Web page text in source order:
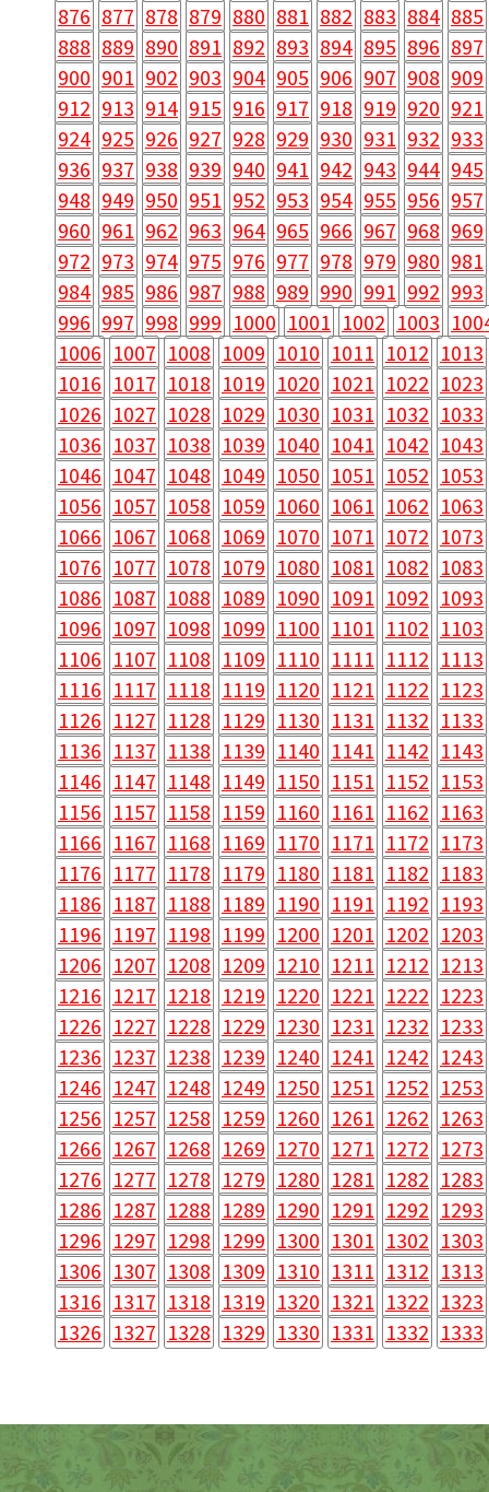
876 877 878 879 880 881 882 883 884 885
888 889 890 891 892 893 894 895 896 897
900 901 902 903 904 905 906 907 908 909
912 913 914 915 916 917 918 919 920 921
924 925 926 927 928 929 930 931 932 933
936 937 938 939 940 941 942 943 944 945
948 949 950 951 952 953 954 955 956 957
960 961 962 963 964 965 966 967 968 969
972 973 974 975 976 977 978 979 980 981
984 985 986 987 988 989 990 991 992 993
996 997 998 999 1000 1001 1002 1003
1006 1007 1008 1009 1010 1011 1012 1013
1016 1017 1018 1019 1020 1021 1022 1023
1026 1027 1028 1029 1030 1031 1032 1033
1036 1037 1038 1039 1040 1041 1042 1043
1046 1047 1048 1049 1050 1051 1052 1053
1056 1057 1058 1059 1060 1061 1062 1063
1066 1067 1068 1069 1070 1071 1072 1073
1076 1077 1078 1079 1080 1081 1082 1083
1086 1087 1088 1089 1090 1091 1092 1093
1096 1097 1098 1099 1100 1101 1102 1103
1106 1107 1108 1109 1110 1111 1112 1113
1116 1117 1118 1119 1120 1121 1122 1123
1126 1127 1128 1129 1130 1131 1132 1133
1136 1137 1138 1139 1140 1141 1142 1143
1146 1147 1148 1149 1150 1151 1152 1153
1156 1157 1158 1159 1160 1161 1162 1163
1166 1167 1168 1169 1170 1171 1172 1173
1176 1177 1178 1179 1180 1181 1182 1183
1186 1187 1188 1189 1190 1191 1192 1193
1196 1197 1198 1199 1200 1201 1202 1203
1206 1207 1208 1209 1210 1211 1212 1213
1216 1217 1218 1219 1220 1221 1222 1223
1226 1227 1228 1229 1230 1231 1232 1233
1236 1237 1238 1239 1240 1241 1242 1243
1246 1247 1248 1249 1250 1251 1252 1253
1256 1257 1258 1259 1260 1261 1262 1263
1266 1267 1268 1269 1270 1271 1272 1273
1276 1277 1278 1279 1280 1281 1282 1283
1286 1287 1288 1289 1290 1291 1292 1293
1296 1297 1298 1299 1300 1301 1302 1303
1306 1307 1308 1309 1310 1311 1312 1313
1316 1317 1318 1319 1320 1321 1322 1323
1326 1327 1328 1329 1330 1331 1332 1333